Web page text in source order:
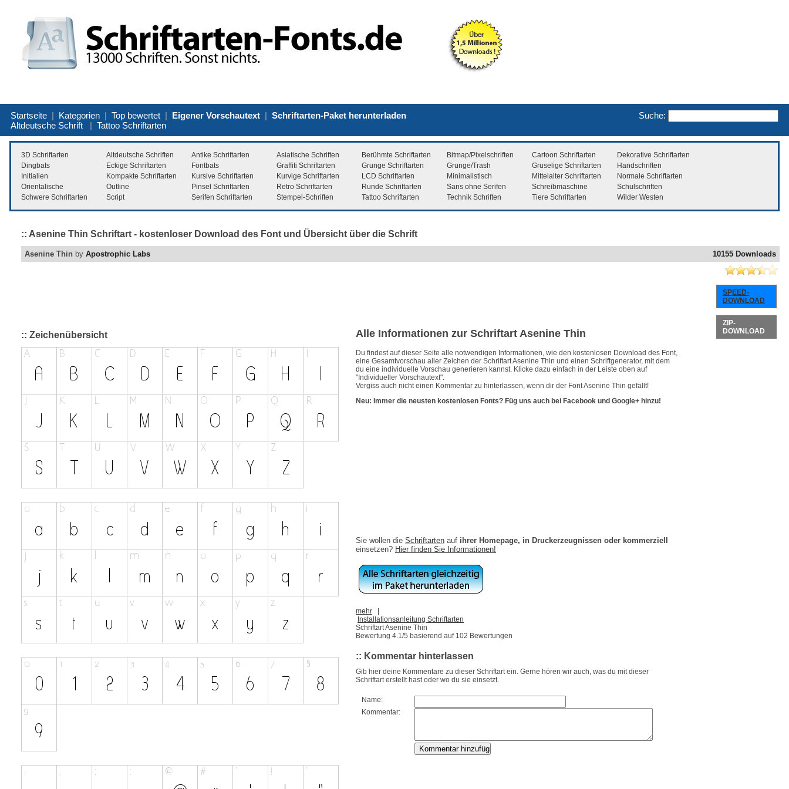
Suche:
Startseite | Kategorien | Top bewertet | Eigener Vorschautext | Schriftarten-Paket herunterladen
Altdeutsche Schrift | Tattoo Schriftarten
3D Schriftarten Altdeutsche Schriften Antike Schriftarten Asiatische Schriften Berühmte Schriftarten Bitmap/Pixelschriften Cartoon Schriftarten
Dekorative Schriftarten
Dingbats
Eckige Schriftarten Fontbats Graffiti Schriftarten Grunge Schriftarten Grunge/Trash Gruselige Schriftarten
Handschriften
Initialien
Kompakte Schriftarten Kursive Schriftarten Kurvige Schriftarten LCD Schriftarten Minimalistisch Mittelalter Schriftarten
Normale Schriftarten
Orientalische
Outline Pinsel Schriftarten Retro Schriftarten Runde Schriftarten Sans ohne Serifen Schreibmaschine
Schulschriften
Schwere Schriftarten
Script Serifen Schriftarten Stempel-Schriften Tattoo Schriftarten Technik Schriften Tiere Schriftarten Wilder Westen
:: Asenine Thin Schriftart - kostenloser Download des Font und Übersicht über die Schrift
10155 Downloads
Asenine Thin by Apostrophic Labs
SPEED-
DOWNLOAD
ZIP-
DOWNLOAD
:: Zeichenübersicht Alle Informationen zur Schriftart Asenine Thin
Du findest auf dieser Seite alle notwendigen Informationen, wie den kostenlosen Download des Font,
eine Gesamtvorschau aller Zeichen der Schriftart Asenine Thin und einen Schriftgenerator, mit dem
du eine individuelle Vorschau generieren kannst. Klicke dazu einfach in der Leiste oben auf
"Individueller Vorschautext".
Vergiss auch nicht einen Kommentar zu hinterlassen, wenn dir der Font Asenine Thin gefällt!
Neu: Immer die neusten kostenlosen Fonts? Füg uns auch bei Facebook und Google+ hinzu!
Sie wollen die Schriftarten auf ihrer Homepage, in Druckerzeugnissen oder kommerziell
einsetzen? Hier finden Sie Informationen!
mehr
Installationsanleitung Schriftarten
Schriftart Asenine Thin
Bewertung 4.1/5 basierend auf 102 Bewertungen
:: Kommentar hinterlassen
Gib hier deine Kommentare zu dieser Schriftart ein. Gerne hören wir auch, was du mit dieser
Schriftart erstellt hast oder wo du sie einsetzt.
Name:
Kommentar: